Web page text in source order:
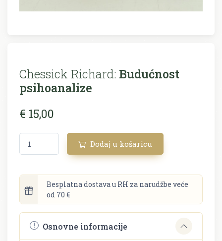
Chessick Richard: Budućnost
psihoanalize
€ 15,00
Dodaj u košaricu
Besplatna dostava u RH za narudžbe veće
od 70 €
Osnovne informacije